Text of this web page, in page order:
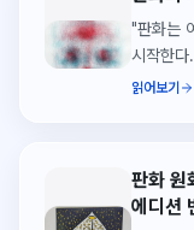
"판화는
시작한
판화의 4
읽어보기
판화 원
에디션